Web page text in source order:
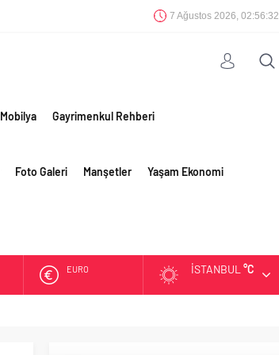
7 Ağustos 2026, 02:56:32
Mobilya Gayrimenkul Rehberi
Foto Galeri Manşetler Yaşam Ekonomi
EURO İSTANBUL °C